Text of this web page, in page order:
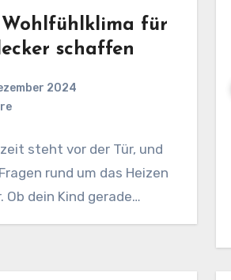
Wohlfühlklima für
schaffen
2024
steht vor der Tür, und
rund um das Heizen
Ob dein Kind gerade…